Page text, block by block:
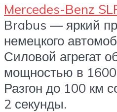
Mercedes-Benz
Brabus — яркий
немецкого
Силовой агрегат
мощностью в
Разгон до 100 км
2 секунды.